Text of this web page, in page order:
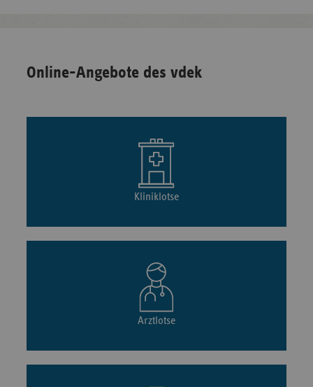
Online-Angebote des vdek
Kliniklotse
Arztlotse